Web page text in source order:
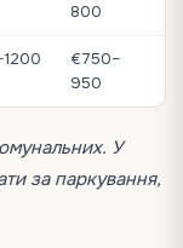
800
€750–
950
У
за паркування,